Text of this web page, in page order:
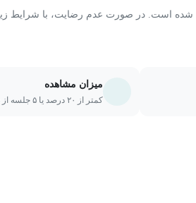
است. در صورت عدم رضایت، با شرایط
میزان مشاهده
کمتر از ۲۰ درصد یا ۵ جلسه از دوره